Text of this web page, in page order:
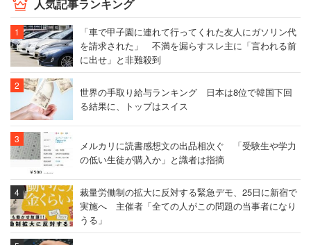
人気記事ランキング
「車で甲子園に連れて行ってくれた友人にガソリン代
を請求された」 不満を漏らすスレ主に「言われる前
に出せ」と非難殺到
世界の手取り給与ランキング 日本は8位で韓国下回
る結果に、トップはスイス
メルカリに読書感想文の出品相次ぐ 「受験生や学力
の低い生徒が購入か」と識者は指摘
裁量労働制の拡大に反対する緊急デモ、25日に新宿で
実施へ 主催者「全ての人がこの問題の当事者になり
うる」